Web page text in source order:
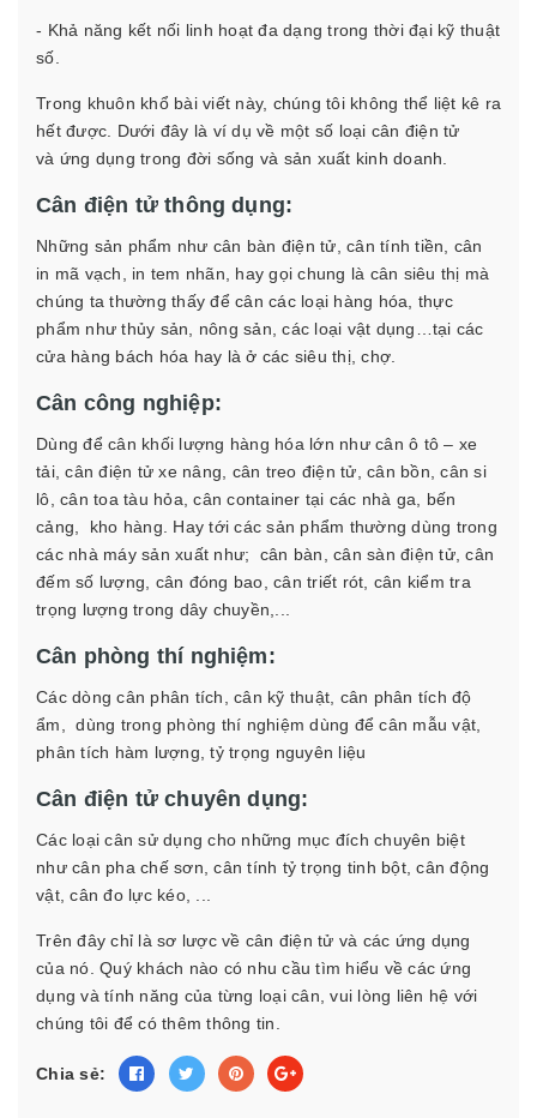
- Khả năng kết nối linh hoạt đa dạng trong thời đại kỹ thuật
số.
Trong khuôn khổ bài viết này, chúng tôi không thể liệt kê ra
hết được. Dưới đây là ví dụ về một số loại cân điện tử
và ứng dụng trong đời sống và sản xuất kinh doanh.
Cân điện tử thông dụng:
Những sản phẩm như cân bàn điện tử, cân tính tiền, cân
in mã vạch, in tem nhãn, hay gọi chung là cân siêu thị mà
chúng ta thường thấy để cân các loại hàng hóa, thực
phẩm như thủy sản, nông sản, các loại vật dụng…tại các
cửa hàng bách hóa hay là ở các siêu thị, chợ.
Cân công nghiệp:
Dùng để cân khối lượng hàng hóa lớn như cân ô tô – xe
tải, cân điện tử xe nâng, cân treo điện tử, cân bồn, cân si
lô, cân toa tàu hỏa, cân container tại các nhà ga, bến
cảng, kho hàng. Hay tới các sản phẩm thường dùng trong
các nhà máy sản xuất như; cân bàn, cân sàn điện tử, cân
đếm số lượng, cân đóng bao, cân triết rót, cân kiểm tra
trọng lượng trong dây chuyền,...
Cân phòng thí nghiệm:
Các dòng cân phân tích, cân kỹ thuật, cân phân tích độ
ẩm, dùng trong phòng thí nghiệm dùng để cân mẫu vật,
phân tích hàm lượng, tỷ trọng nguyên liệu
Cân điện tử chuyên dụng:
Các loại cân sử dụng cho những mục đích chuyên biệt
như cân pha chế sơn, cân tính tỷ trọng tinh bột, cân động
vật, cân đo lực kéo, ...
Trên đây chỉ là sơ lược về cân điện tử và các ứng dụng
của nó. Quý khách nào có nhu cầu tìm hiểu về các ứng
dụng và tính năng của từng loại cân, vui lòng liên hệ với
chúng tôi để có thêm thông tin.
Chia sẻ: